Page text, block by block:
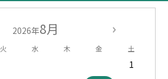
2026年8月
火 水 木 金 土
1